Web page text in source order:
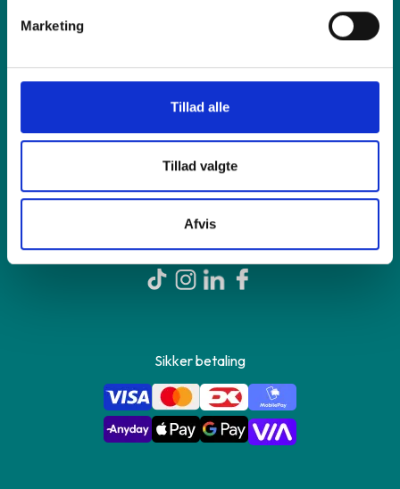
Marketing
Tillad alle
Tillad valgte
Afvis
Hjælp
Shop online
Om GreenMind
Kontakt os
Sikker betaling